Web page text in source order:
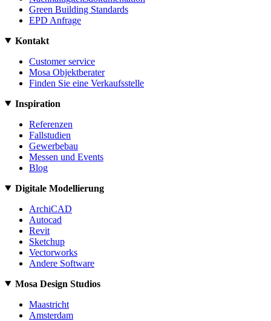
Green Building Standards
EPD Anfrage
Kontakt
Customer service
Mosa Objektberater
Finden Sie eine Verkaufsstelle
Inspiration
Referenzen
Fallstudien
Gewerbebau
Messen und Events
Blog
Digitale Modellierung
ArchiCAD
Autocad
Revit
Sketchup
Vectorworks
Andere Software
Mosa Design Studios
Maastricht
Amsterdam